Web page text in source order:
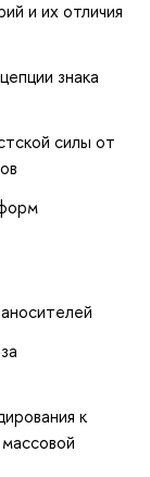
и их отличия
знака
силы от
к